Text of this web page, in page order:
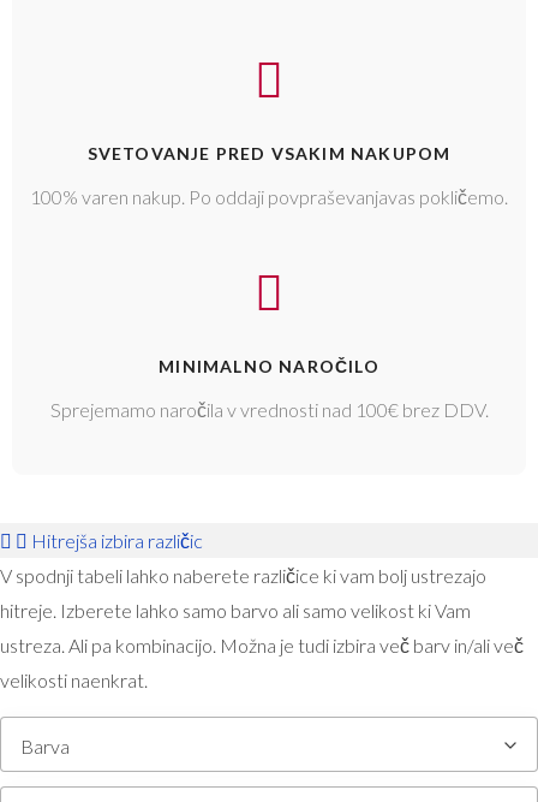
SVETOVANJE PRED VSAKIM NAKUPOM
100% varen nakup. Po oddaji povpraševanjavas pokličemo.
MINIMALNO NAROČILO
Sprejemamo naročila v vrednosti nad 100€ brez DDV.
Hitrejša izbira različic
V spodnji tabeli lahko naberete različice ki vam bolj ustrezajo
hitreje. Izberete lahko samo barvo ali samo velikost ki Vam
ustreza. Ali pa kombinacijo. Možna je tudi izbira več barv in/ali več
velikosti naenkrat.
Barva